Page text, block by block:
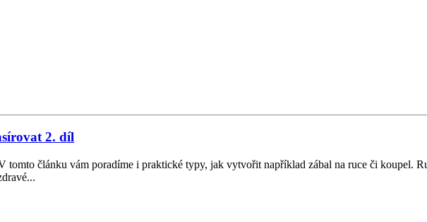
2. díl
článku vám poradíme i praktické typy, jak vytvořit například zábal na ruce či koupel.